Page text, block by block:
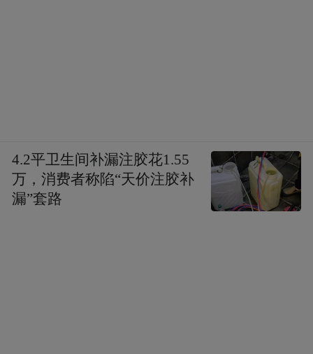
4.2平卫生间补漏注胶花1.55
万，消费者称陷“天价注胶补
漏”套路